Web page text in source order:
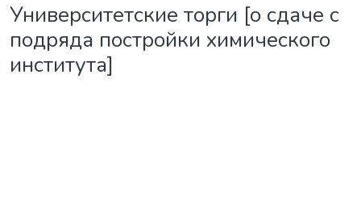
Университетские торги [о сдаче с
подряда постройки химического
института]